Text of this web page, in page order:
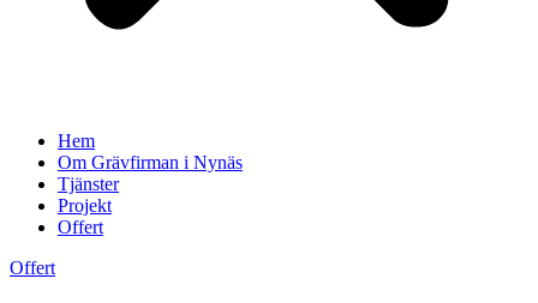
Hem
Om Grävfirman i Nynäs
Tjänster
Projekt
Offert
Offert